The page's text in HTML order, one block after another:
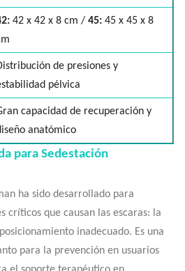
42 x 42 x 8 cm / 45: 45 x 45 x 8
de presiones y
pélvica
capacidad de recuperación y
anatómico
para Sedestación
ha sido desarrollado para
críticos que causan las escaras: la
inadecuado. Es una
para la prevención en usuarios